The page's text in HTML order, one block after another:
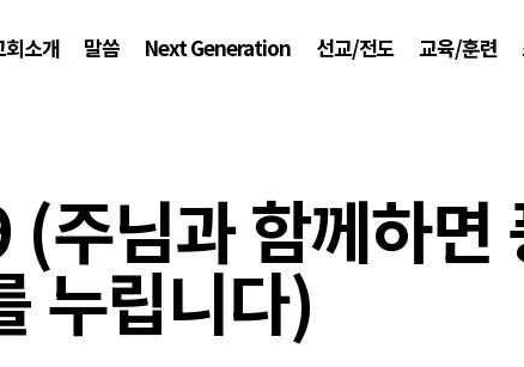
회소개 말씀 Next Generation 선교/전도 교육/훈련
님과 함께하면
누립니다)